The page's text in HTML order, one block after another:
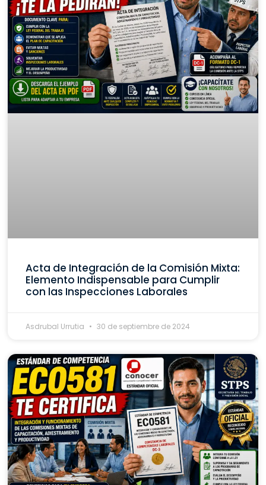
Acta de Integración de la Comisión Mixta:
Elemento Indispensable para Cumplir
con las Inspecciones Laborales
Asdrubal Urrutia 30 de septiembre de 2024